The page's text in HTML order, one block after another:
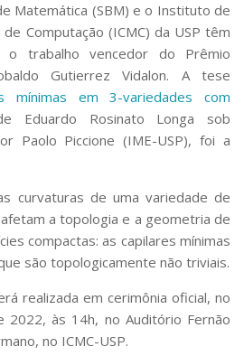
Financeiro
Matemática (SBM) e o Instituto de
Computação (ICMC) da USP têm
trabalho vencedor do Prêmio
Gutierrez Vidalon. A tese
mínimas em 3-variedades com
Eduardo Rosinato Longa sob
Paolo Piccione (IME-USP), foi a
curvaturas de uma variedade de
a topologia e a geometria de
compactas: as capilares mínimas
são topologicamente não triviais.
realizada em cerimônia oficial, no
às 14h, no Auditório Fernão
no ICMC-USP.